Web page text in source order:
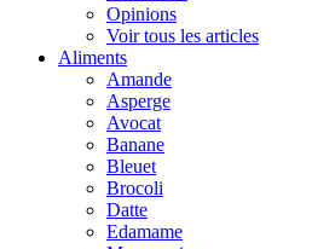
Opinions
Voir tous les articles
Aliments
Amande
Asperge
Avocat
Banane
Bleuet
Brocoli
Datte
Edamame